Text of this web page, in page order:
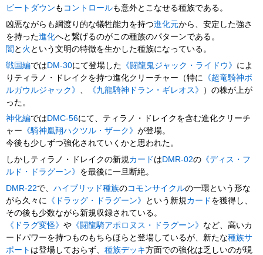
ビートダウン も コントロールも意外とこなせる種族である。
凶悪ながらも綱渡り的な犠牲能力を持つ進化元から、安定した強さ
を持った進化へと繋げるのがこの種族のパターンである。
闇 と 火 という文明の特徴を生かした種族になっている。
戦国編ではDM-30にて登場した 《闘龍鬼ジャック・ライドウ》 によ
りティラノ・ドレイクを持つ進化クリーチャー（特に
《超竜騎神ボ
ルガウルジャック》
《九龍騎神ドラン・ギレオス》
）の株が上が
った。
神化編では DMC-56にて、ティラノ・ドレイクを含む進化クリーチ
ャー 《騎神凰翔ハクツル・ザーク》が登場。
今後も少しずつ強化されていくかと思われた。
しかしティラノ・ドレイクの新規カード は DMR-02の 《ディス・フ
ルド・ドラグーン》 を最後に一旦断絶。
DMR-22で、ハイブリッド種族のコモンサイクルの一環という形な
がら久々に
《ドラッグ・ドラグーン》 という新規 カード を獲得し、
その後も少数ながら新規収録されている。
《ドラグ変怪》や 《闘龍騎アポロヌス・ドラグーン》 など、高いカ
ードパワーを持つものもちらほらと登場しているが、新たな種族サ
ポート は登場しておらず、種族デッキ方面での強化は乏しいのが現